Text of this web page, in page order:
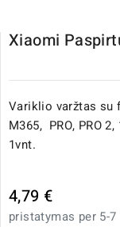
Xiaomi
Variklio varžtas su
M365, PRO, PRO
1vnt.
4,79 €
pristatymas per 5-7